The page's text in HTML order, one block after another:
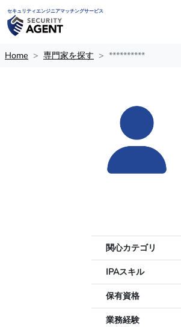
セキュリティエンジニアマッチングサービス
Home 専門家を探す **********
関心カテゴリ
IPAスキル
保有資格
業務経験